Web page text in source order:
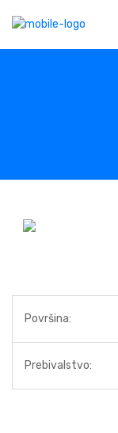
Površina:
Prebivalstvo: